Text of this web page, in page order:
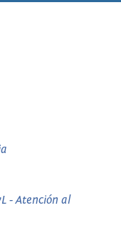
- Atención al